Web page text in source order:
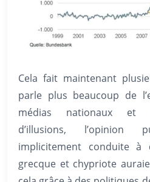
Cela fait maintenant
parle plus beaucoup de
médias nationaux et
d’illusions, l’opinion
implicitement conduite à
grecque et chypriote